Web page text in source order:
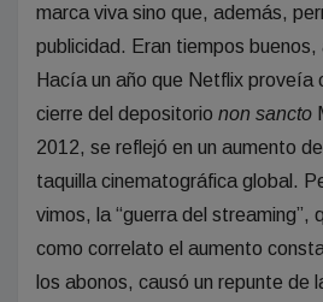
marca viva sino que, además,
publicidad. Eran tiempos
Hacía un año que Netflix proveía
cierre del depositorio non sancto
2012, se reflejó en un aumento
taquilla cinematográfica global.
vimos, la “guerra del streaming”,
como correlato el aumento
los abonos, causó un repunte de